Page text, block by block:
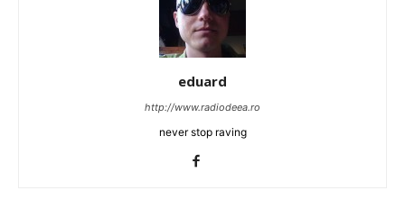
eduard
http://www.radiodeea.ro
never stop raving